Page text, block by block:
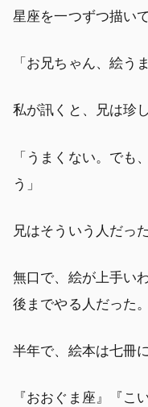
星座を一つずつ描い
「お兄ちゃん、絵う
私が訊くと、兄は珍
「うまくない。でも
う」
兄はそういう人だった
無口で、絵が上手い
後までやる人だった。
半年で、絵本は七冊
『おおぐま座』『こ